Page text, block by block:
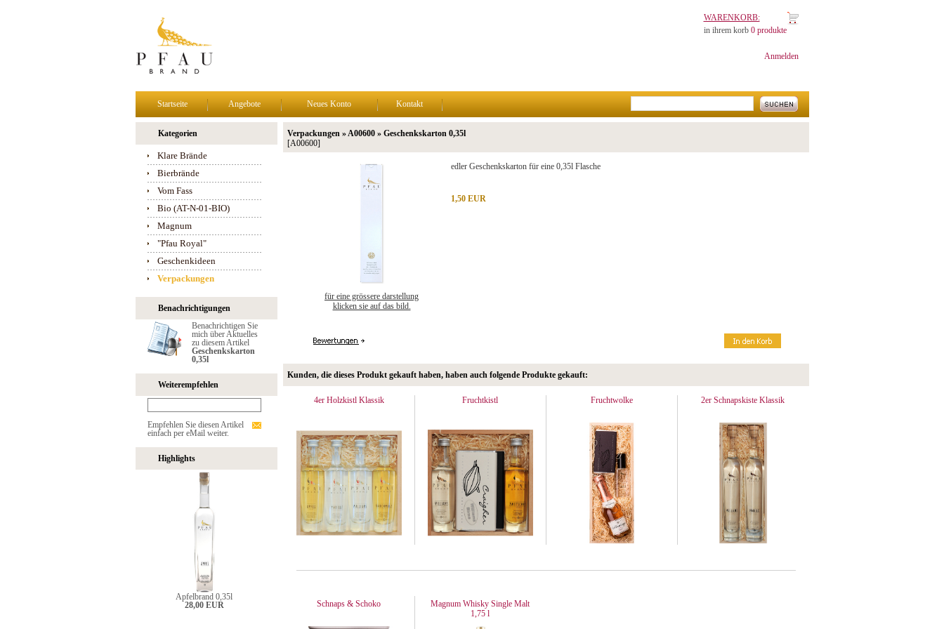
WARENKORB:
in ihrem korb 0 produkte
Anmelden
Startseite Angebote Neues Konto Kontakt
Kategorien
Klare Brände
Bierbrände
Vom Fass
Bio (AT-N-01-BIO)
Magnum
"Pfau Royal"
Geschenkideen
Verpackungen
Benachrichtigungen
Benachrichtigen Sie
mich über Aktuelles
zu diesem Artikel
Geschenkskarton
0,35l
Weiterempfehlen
Empfehlen Sie diesen Artikel
einfach per eMail weiter.
Highlights
Apfelbrand 0,35l
28,00 EUR
Verpackungen » A00600 » Geschenkskarton 0,35l
[A00600]
für eine grössere darstellung
klicken sie auf das bild.
edler Geschenkskarton für eine 0,35l Flasche
1,50 EUR
Kunden, die dieses Produkt gekauft haben, haben auch folgende Produkte gekauft:
4er Holzkistl Klassik Fruchtkistl Fruchtwolke 2er Schnapskiste Klassik
Schnaps & Schoko
Magnum Whisky Single Malt
1,75 l